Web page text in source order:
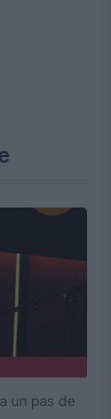
un pas de